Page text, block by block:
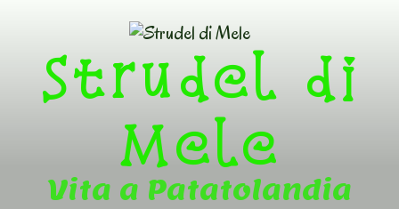
contentStrudel di
Mele
Vita a Patatolandia